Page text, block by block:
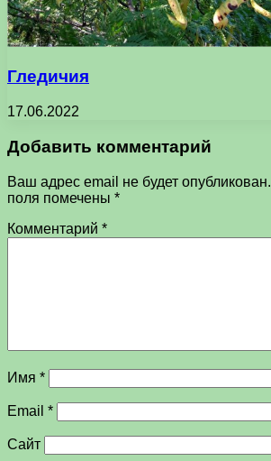
Гледичия
17.06.2022
Добавить комментарий
Ваш адрес email не будет опубликован.
поля помечены *
Комментарий *
Имя *
Email *
Сайт